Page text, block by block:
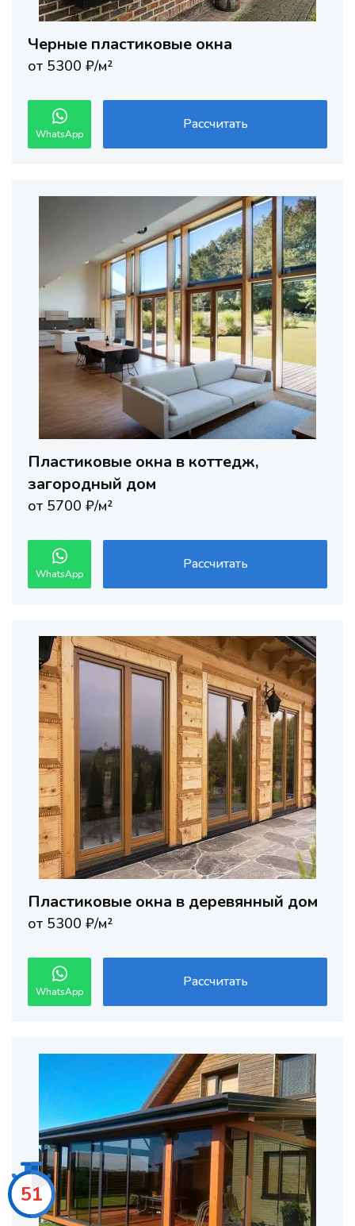
Черные пластиковые окна
от 5300 ₽/м²
WhatsApp
Рассчитать
Пластиковые окна в коттедж,
загородный дом
от 5700 ₽/м²
WhatsApp
Рассчитать
Пластиковые окна в деревянный дом
от 5300 ₽/м²
WhatsApp
Рассчитать
48